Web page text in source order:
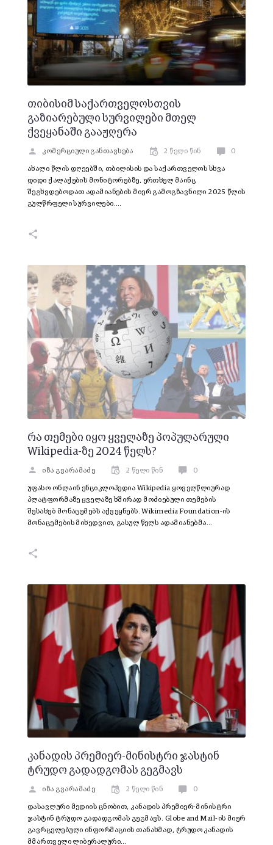
თიბისიმ საქართველოსთვის
გაზიარებული სურვილები მთელ
ქვეყანაში გააჟღერა
კომერციული განთავსება 2 წელი წინ 0
ახალი წლის დღეებში, თბილისის და საქართველოს სხვა
დიდი ქალაქების მონიტორებზე, ერთხელ მაინც
შეგხვდებოდათ ადამიანების მიერ გამოგზავნილი 2025 წლის
გულწრფელი სურვილები.…
რა თემები იყო ყველაზე პოპულარული
Wikipedia-ზე 2024 წელს?
იზა გვარამაძე 2 წელი წინ 0
უფასო ონლაინ ენციკლოპედია Wikipedia ყოველწლიურად
პლატფორმაზე ყველაზე ხშირად მოძიებული თემების
შესახებ მონაცემებს აქვეყნებს. Wikimedia Foundation-ის
მონაცემების მიხედვით, გასულ წელს ადამიანებმა…
კანადის პრემიერ-მინისტრი ჯასტინ
ტრუდო გადადგომას გეგმავს
იზა გვარამაძე 2 წელი წინ 0
დასავლური მედიის ცნობით, კანადის პრემიერ-მინისტრი
ჯასტინ ტრუდო გადადგომას გეგმავს. Globe and Mail-ის მიერ
გავრცელებული ინფორმაციის თანახმად, ტრუდო კანადის
მმართველი ლიბერალური…